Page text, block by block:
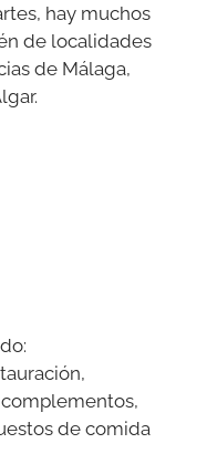
hay muchos
de localidades
de Málaga,
de comida